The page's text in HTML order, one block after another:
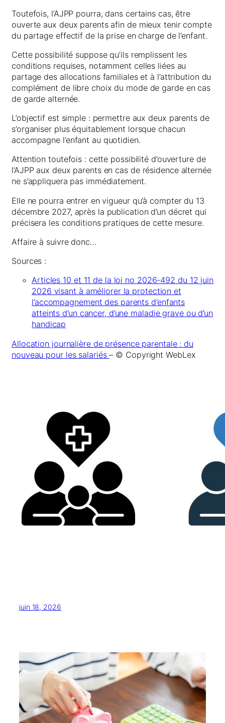
Toutefois, l’AJPP pourra, dans certains cas, être
ouverte aux deux parents afin de mieux tenir compte
du partage effectif de la prise en charge de l’enfant.
Cette possibilité suppose qu’ils remplissent les
conditions requises, notamment celles liées au
partage des allocations familiales et à l’attribution du
complément de libre choix du mode de garde en cas
de garde alternée.
L’objectif est simple : permettre aux deux parents de
s’organiser plus équitablement lorsque chacun
accompagne l’enfant au quotidien.
Attention toutefois : cette possibilité d’ouverture de
l’AJPP aux deux parents en cas de résidence alternée
ne s’appliquera pas immédiatement.
Elle ne pourra entrer en vigueur qu’à compter du 13
décembre 2027, après la publication d’un décret qui
précisera les conditions pratiques de cette mesure.
Affaire à suivre donc…
Sources :
Articles 10 et 11 de la loi no 2026-492 du 12 juin
2026 visant à améliorer la protection et
l’accompagnement des parents d’enfants
atteints d’un cancer, d’une maladie grave ou d’un
handicap
Allocation journalière de présence parentale : du
nouveau pour les salariés– © Copyright WebLex
juin 18, 2026